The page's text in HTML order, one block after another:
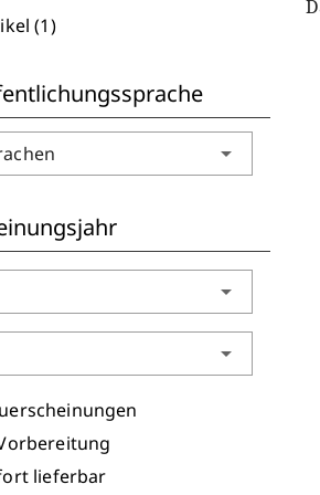
(1)
arrow_drop_down
arrow_drop_down
arrow_drop_down
lieferbar